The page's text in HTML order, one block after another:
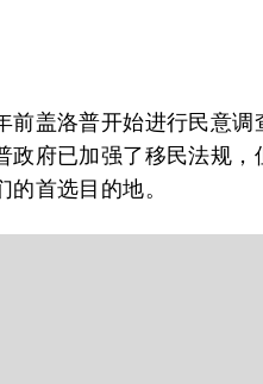
前盖洛普开始进行民意调
政府已加强了移民法规，
首选目的地。